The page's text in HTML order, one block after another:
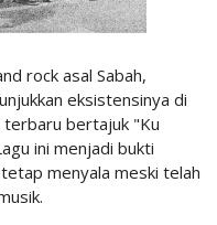
rock asal Sabah,
eksistensinya di
terbaru bertajuk "Ku
ini menjadi bukti
menyala meski telah